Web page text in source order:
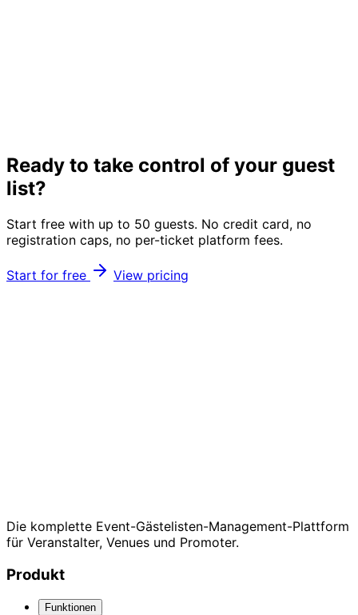
Ready to take control of your guest
list?
Start free with up to 50 guests. No credit card, no
registration caps, no per-ticket platform fees.
Start for free View pricing
Die komplette Event-Gästelisten-Management-Plattform
für Veranstalter, Venues und Promoter.
Produkt
Funktionen